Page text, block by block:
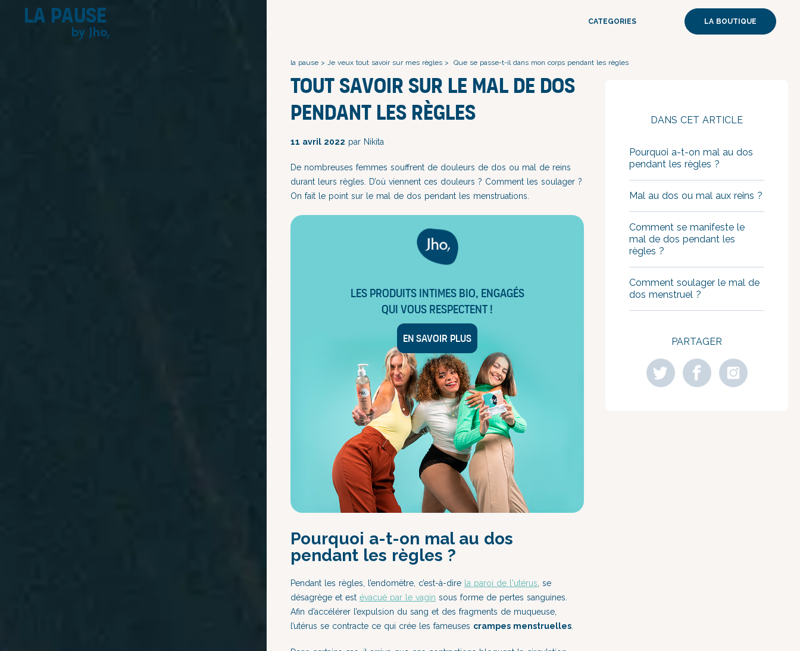
La pause
by Jho,
CATEGORIES LA BOUTIQUE
la pause > Je veux tout savoir sur mes règles > Que se passe-t-il dans mon corps pendant les règles
Tout savoir sur le mal de dos
pendant les règles
11 avril 2022 par Nikita
De nombreuses femmes souffrent de douleurs de dos ou mal de reins
durant leurs règles. D’où viennent ces douleurs ? Comment les soulager ?
On fait le point sur le mal de dos pendant les menstruations.
Les produits intimes bio, engagés
qui vous respectent !
En savoir plus
Pourquoi a-t-on mal au dos
pendant les règles ?
Pendant les règles, l’endomètre, c’est-à-dire la paroi de l'utérus , se
désagrège et est évacué par le vagin sous forme de pertes sanguines.
Afin d’accélérer l’expulsion du sang et des fragments de muqueuse,
l’utérus se contracte ce qui crée les fameuses crampes menstruelles
DANS CET ARTICLE
Pourquoi a-t-on mal au dos
pendant les règles ?
Mal au dos ou mal aux reins ?
Comment se manifeste le
mal de dos pendant les
règles ?
Comment soulager le mal de
dos menstruel ?
PARTAGER